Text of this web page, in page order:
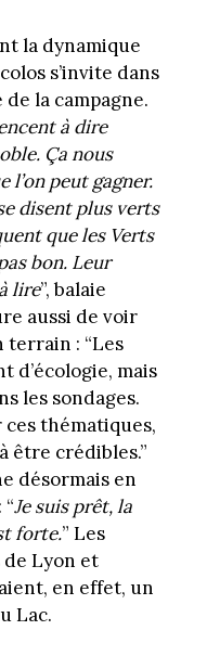
la dynamique
s’invite dans
la campagne.
à dire
Ça nous
peut gagner.
disent plus verts
que les Verts
bon. Leur
lire”, balaie
aussi de voir
terrain : “Les
d’écologie, mais
les sondages.
ces thématiques,
être crédibles.”
désormais en
Je suis prêt, la
forte.” Les
Lyon et
en effet, un
Lac.